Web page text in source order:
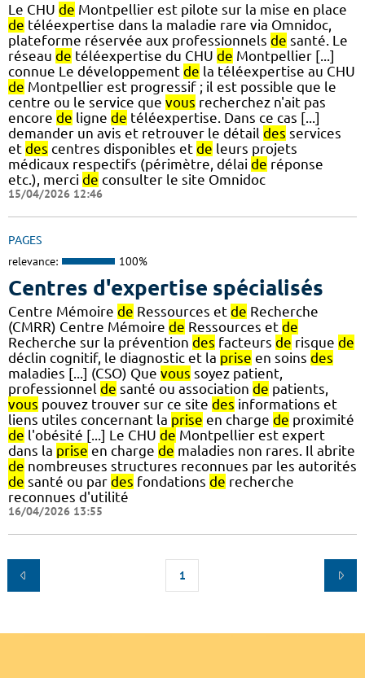
Le CHU de Montpellier est pilote sur la mise en place
de téléexpertise dans la maladie rare via Omnidoc,
plateforme réservée aux professionnels de santé. Le
réseau de téléexpertise du CHU de Montpellier [...]
connue Le développement de la téléexpertise au CHU
de Montpellier est progressif ; il est possible que le
centre ou le service que vous recherchez n'ait pas
encore de ligne de téléexpertise. Dans ce cas [...]
demander un avis et retrouver le détail des services
et des centres disponibles et de leurs projets
médicaux respectifs (périmètre, délai de réponse
etc.), merci de consulter le site Omnidoc
15/04/2026 12:46
PAGES
relevance: 100%
Centres d'expertise spécialisés
Centre Mémoire de Ressources et de Recherche
(CMRR) Centre Mémoire de Ressources et de
Recherche sur la prévention des facteurs de risque de
déclin cognitif, le diagnostic et la prise en soins des
maladies [...] (CSO) Que vous soyez patient,
professionnel de santé ou association de patients,
vous pouvez trouver sur ce site des informations et
liens utiles concernant la prise en charge de proximité
de l'obésité [...] Le CHU de Montpellier est expert
dans la prise en charge de maladies non rares. Il abrite
de nombreuses structures reconnues par les autorités
de santé ou par des fondations de recherche
reconnues d'utilité
16/04/2026 13:55
1